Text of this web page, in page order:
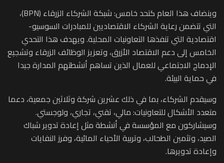
وينضاف هذا العام كتحد خامس: شبكة الشركاء الزرقاء (BPN)،
التي تتضمن رعاية الشركاء الاقتصاديين للمبادرات السوسيو-
اقتصادية التي تنفذها التعاونيات المحلية. ويهدف هذا التحدي
الخامس إلى دعم الاقتصاد الأزرق، وتعزيز الوظائف الزرقاء وتشجيع
الإدماج الاجتماعي للعمال الذين تساهم أنشطتهم المدارة جيدا
في حماية البيئة.
وسيقدم الشركاء، بما في ذلك عشرين شركة وثلاثين جمعية، دعما
متعدد الأشكال للتعاونيات: مالي، تقني، تجاري، ولوجستي.
وسيشاركون مع المؤسسة في أنشطة مثل إعادة تدوير شباك
الصيد، وتثمين الطحالب، وتربية الأحياء المائية، وفرز النفايات
وإعادة تدويرها.